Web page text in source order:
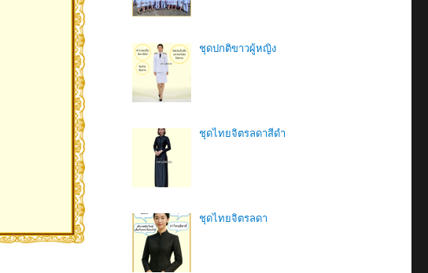
ชุดปกติขาวผู้หญิง
ชุดไทยจิตรลดาสีดํา
ชุดไทยจิตรลดา